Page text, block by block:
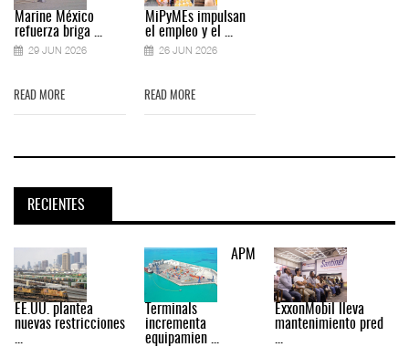
Marine México
refuerza briga ...
29 JUN 2026
READ MORE
MiPyMEs impulsan
el empleo y el ...
26 JUN 2026
READ MORE
RECIENTES
EE.UU. plantea
nuevas restricciones
APM
Terminals
incrementa
equipamien ...
ExxonMobil lleva
mantenimiento pred